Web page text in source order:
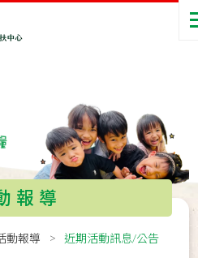
報導
動報導 近期活動訊息/公告